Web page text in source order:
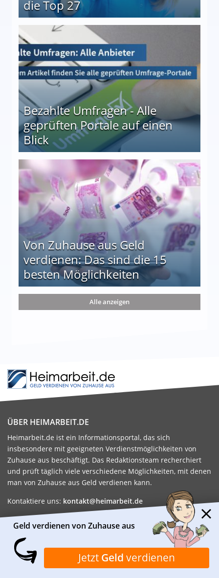
die Top 27
Bezahlte Umfragen - Alle
geprüften Portale auf einen
Blick
auf einen Blick
Von Zuhause aus Geld
verdienen: Das sind die 15
besten Möglichkeiten
die 15 besten Möglichkeiten
Alle anzeigen
ÜBER HEIMARBEIT.DE
Heimarbeit.de ist ein Informationsportal, das sich
insbesondere mit geeigneten Verdienstmöglichkeiten von
Zuhause aus beschäftigt. Das Redaktionsteam recherchiert
und prüft täglich viele verschiedene Möglichkeiten, mit denen
man von Zuhause aus Geld verdienen kann.
Kontaktiere uns: kontakt@heimarbeit.de
GELD VERDIENEN
MINIJOB
GELD VERDIENEN
FAMILIE
FAMILIE
GESUNDHEIT
MÜTTER
Geld verdienen von Zuhause aus
Jetzt Geld verdienen